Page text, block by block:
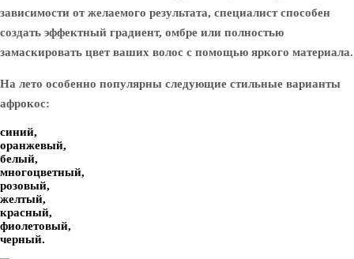
зависимости от желаемого результата, специалист способен
создать эффектный градиент, омбре или полностью
замаскировать цвет ваших волос с помощью яркого материала.
На лето особенно популярны следующие стильные варианты
афрокос:
синий,
оранжевый,
белый,
многоцветный,
розовый,
желтый,
красный,
фиолетовый,
черный.